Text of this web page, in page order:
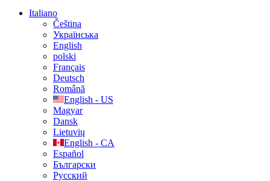
Italiano
Čeština
Українська
English
polski
Français
Deutsch
Română
English - US
Magyar
Dansk
Lietuvių
English - CA
Español
Български
Русский